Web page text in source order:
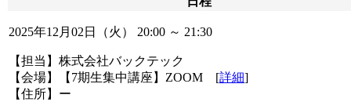
2025年12月02日（火） 20:00 ～ 21:30
【担当】株式会社バックテック
【会場】【7期生集中講座】ZOOM [詳細]
【住所】ー